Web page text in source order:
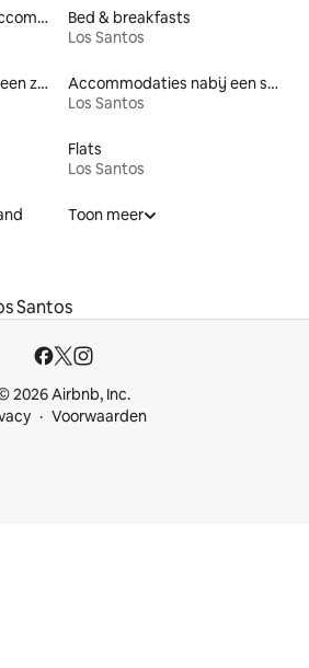
Huisdiervriendelijke accommodaties
Bed & breakfasts
Los Santos
Accommodaties met een zwembad
Accommodaties nabij een strand
Los Santos
Flats
Los Santos
Toon meer
Santos
2026 Airbnb, Inc.
Voorwaarden